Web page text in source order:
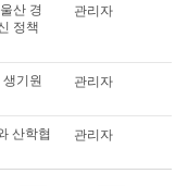
산 경
정책
관리자
기원
관리자
산학협
관리자